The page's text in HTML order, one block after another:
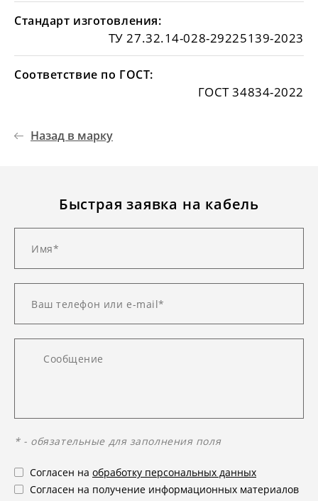
Стандарт изготовления:
ТУ 27.32.14-028-29225139-2023
Соответствие по ГОСТ:
ГОСТ 34834-2022
Назад в марку
Быстрая заявка на кабель
* - обязательные для заполнения поля
Согласен на обработку персональных данных
Согласен на получение информационных материалов